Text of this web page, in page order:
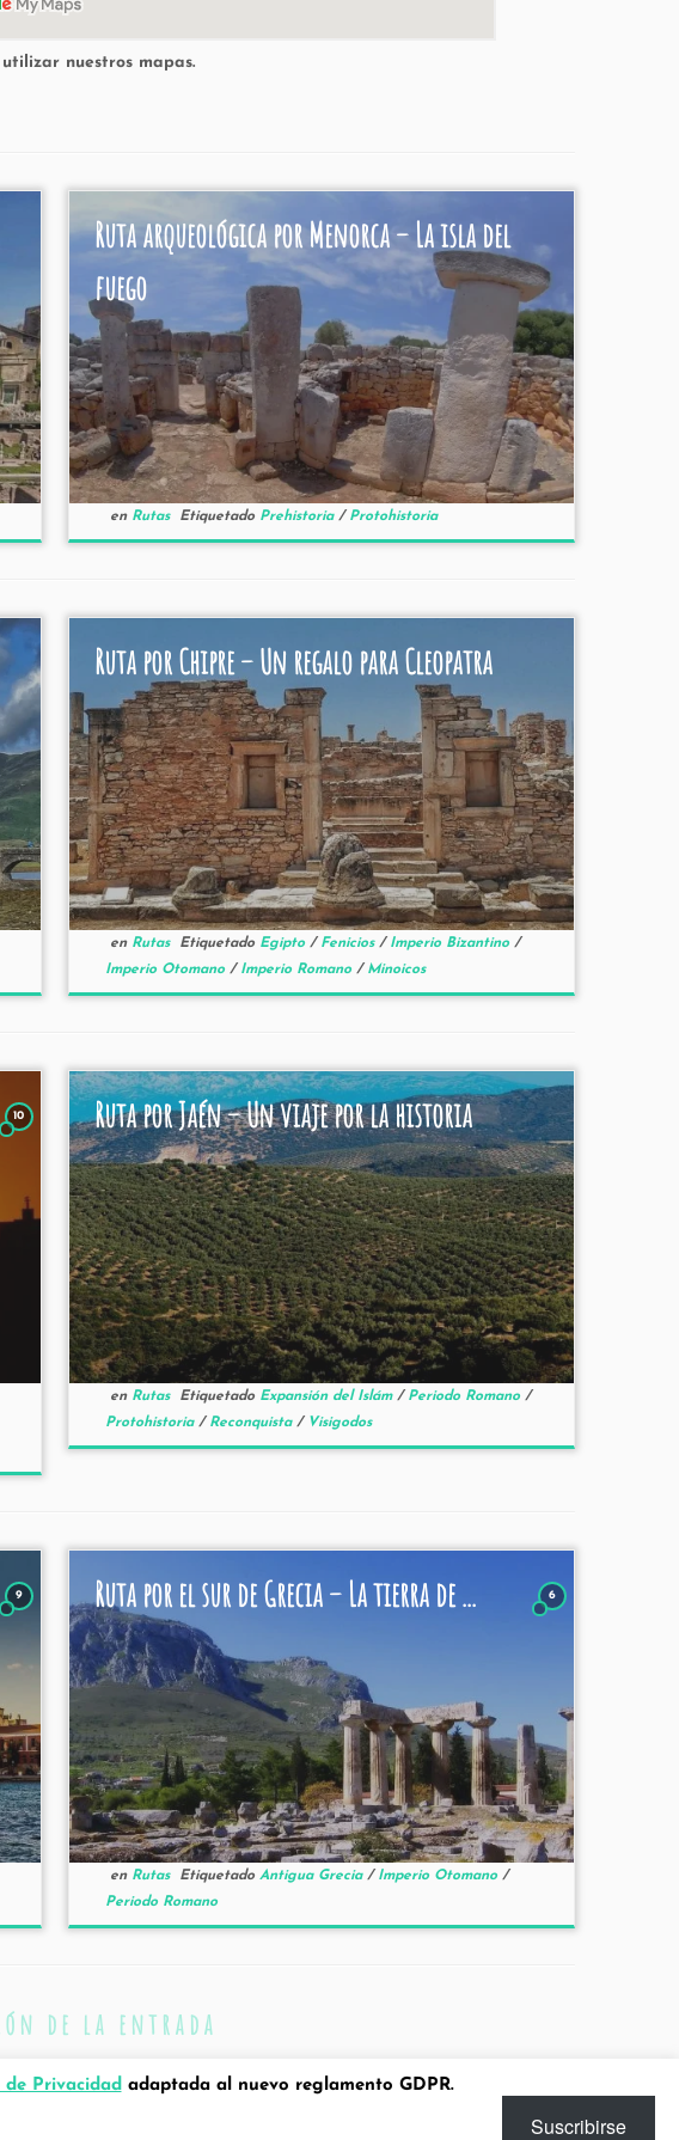
nuestros mapas.
Ruta arqueológica por Menorca – La isla del
fuego
en Rutas Etiquetado Prehistoria / Protohistoria
Ruta por Chipre – Un regalo para Cleopatra
en Rutas Etiquetado Egipto / Fenicios / Imperio Bizantino /
Imperio Otomano / Imperio Romano / Minoicos
10 Ruta por Jaén – Un viaje por la historia
en Rutas Etiquetado Expansión del Islám / Periodo Romano /
Protohistoria / Reconquista / Visigodos
9 6
Ruta por el sur de Grecia – La tierra de ...
en Rutas Etiquetado Antigua Grecia / Imperio Otomano /
Periodo Romano
de la entrada
de Privacidadadaptada al nuevo reglamento GDPR.
Suscribirse